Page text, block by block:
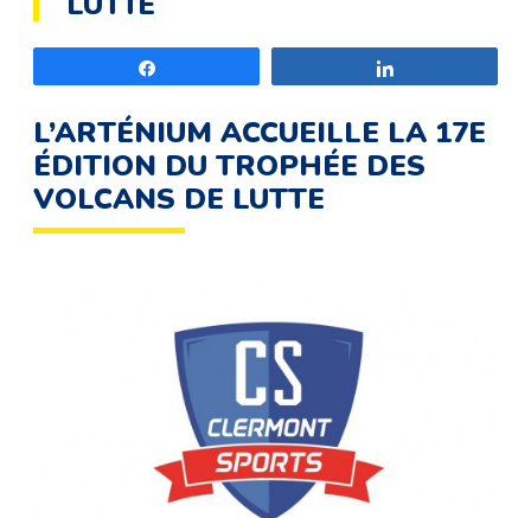
L’ARTÉNIUM ACCUEILLE LA 17E
ÉDITION DU TROPHÉE DES
VOLCANS DE LUTTE